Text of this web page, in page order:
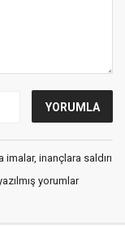
inançlara saldırı
yorumlar